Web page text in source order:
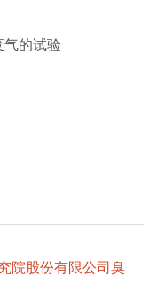
气的试验
院股份有限公司臭